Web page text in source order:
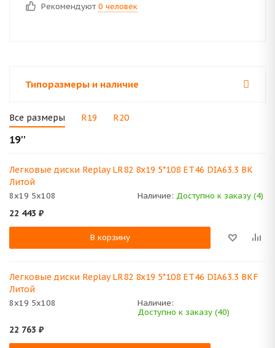
Рекомендуют 0 человек
Типоразмеры и наличие
Все размеры R19 R20
19''
Легковые диски Replay LR82 8x19 5*108 ET46 DIA63.3 BK
Литой
8x19 5x108 Наличие: Доступно к заказу (4)
22 443 ₽
В корзину
Легковые диски Replay LR82 8x19 5*108 ET46 DIA63.3 BKF
Литой
8x19 5x108
Наличие:
Доступно к заказу (40)
22 763 ₽